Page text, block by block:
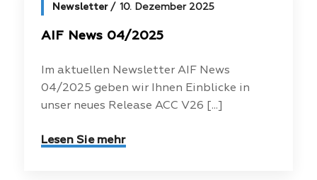
Newsletter 10. Dezember 2025
AIF News 04/2025
Im aktuellen Newsletter AIF News
04/2025 geben wir Ihnen Einblicke in
unser neues Release ACC V26 [...]
Lesen Sie mehr